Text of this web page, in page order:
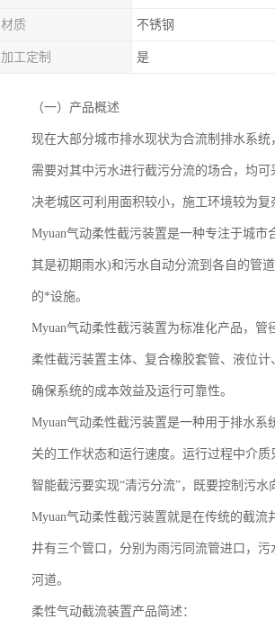
材质 不锈钢
加工定制 是
（一）产品概述
现在大部分城市排水现状为合流制排水系
需要对其中污水进行截污分流的场合，均
决老城区可利用面积较小，施工环境较为
Myuan气动柔性截污装置是一种专注于城
其是初期雨水)和污水自动分流到各自的管
的*设施。
Myuan气动柔性截污装置为标准化产品，管
柔性截污装置主体、复合橡胶套管、液位
确保系统的成本效益及运行可靠性。
Myuan气动柔性截污装置是一种用于排水
关的工作状态和运行速度。运行过程中介
智能截污要实现“清污分流”，既要控制污
Myuan气动柔性截污装置就是在传统的截
井有三个管口，分别为雨污同流管进口，
河道。
柔性气动截流装置产品简述：